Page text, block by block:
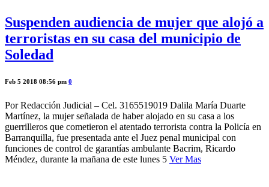
Suspenden audiencia de mujer que alojó a
terroristas en su casa del municipio de
Soledad
Feb 5 2018 08:56 pm 0
Por Redacción Judicial – Cel. 3165519019 Dalila María Duarte
Martínez, la mujer señalada de haber alojado en su casa a los
guerrilleros que cometieron el atentado terrorista contra la Policía en
Barranquilla, fue presentada ante el Juez penal municipal con
funciones de control de garantías ambulante Bacrim, Ricardo
Méndez, durante la mañana de este lunes 5 Ver Mas